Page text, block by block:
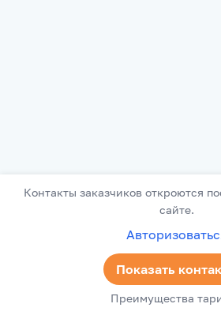
Контакты заказчиков откроются
сайте.
Показать
Преимущества